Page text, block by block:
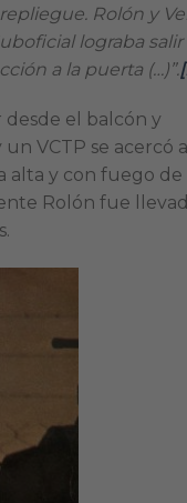
Rolón y
lograba
a la puerta (…)”.
el balcón y
VCTP se acercó al
alta y con fuego de
Rolón fue